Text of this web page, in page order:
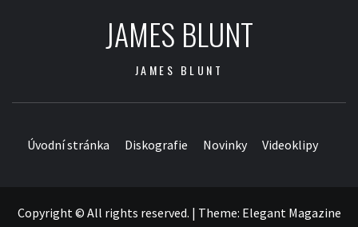
JAMES BLUNT
JAMES BLUNT
Úvodní stránka Diskografie Novinky Videoklipy
Copyright © All rights reserved. | Theme: Elegant Magazine